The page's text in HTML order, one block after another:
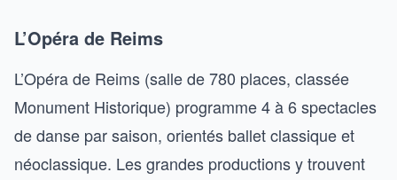
L’Opéra de Reims
L’Opéra de Reims (salle de 780 places, classée
Monument Historique) programme 4 à 6 spectacles
de danse par saison, orientés ballet classique et
néoclassique. Les grandes productions y trouvent